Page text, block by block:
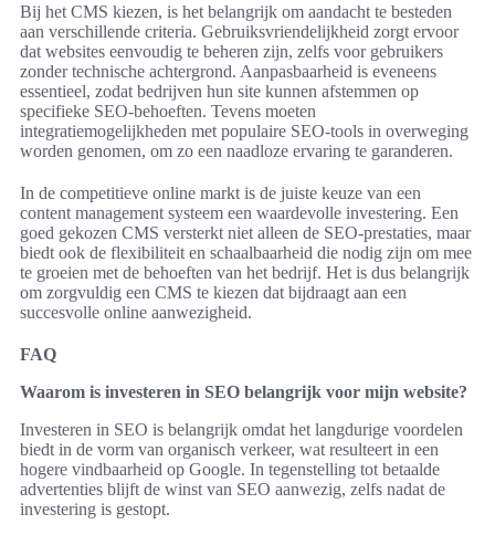
Bij het CMS kiezen, is het belangrijk om aandacht te besteden
aan verschillende criteria. Gebruiksvriendelijkheid zorgt ervoor
dat websites eenvoudig te beheren zijn, zelfs voor gebruikers
zonder technische achtergrond. Aanpasbaarheid is eveneens
essentieel, zodat bedrijven hun site kunnen afstemmen op
specifieke SEO-behoeften. Tevens moeten
integratiemogelijkheden met populaire SEO-tools in overweging
worden genomen, om zo een naadloze ervaring te garanderen.
In de competitieve online markt is de juiste keuze van een
content management systeem een waardevolle investering. Een
goed gekozen CMS versterkt niet alleen de SEO-prestaties, maar
biedt ook de flexibiliteit en schaalbaarheid die nodig zijn om mee
te groeien met de behoeften van het bedrijf. Het is dus belangrijk
om zorgvuldig een CMS te kiezen dat bijdraagt aan een
succesvolle online aanwezigheid.
FAQ
Waarom is investeren in SEO belangrijk voor mijn website?
Investeren in SEO is belangrijk omdat het langdurige voordelen
biedt in de vorm van organisch verkeer, wat resulteert in een
hogere vindbaarheid op Google. In tegenstelling tot betaalde
advertenties blijft de winst van SEO aanwezig, zelfs nadat de
investering is gestopt.